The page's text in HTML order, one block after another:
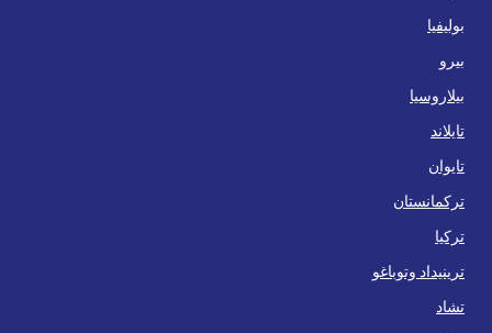
بوليفيا
بيرو
بيلاروسيا
تايلاند
تايوان
تركمانستان
تركيا
ترينيداد وتوباغو
تشاد